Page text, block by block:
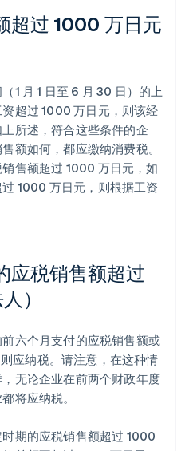
超过 1000 万日元
1 月 1 日至 6 月 30 日）的上
超过 1000 万日元，则该经
所述，符合这些条件的企
额如何，都应缴纳消费税。
售额超过 1000 万日元，如
1000 万日元，则根据工资
应税销售额超过
）
六个月支付的应税销售额或
应纳税。请注意，在这种情
无论企业在前两个财政年度
将应纳税。
期的应税销售额超过 1000